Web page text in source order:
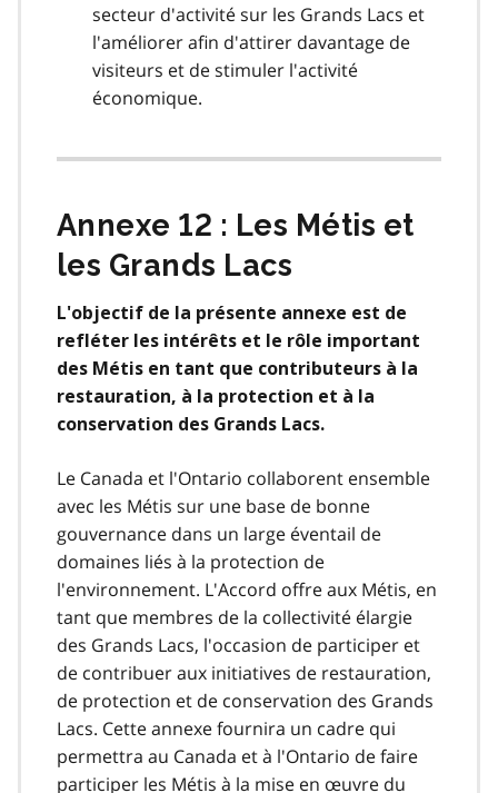
secteur d'activité sur les Grands Lacs et
l'améliorer afin d'attirer davantage de
visiteurs et de stimuler l'activité
économique.
Annexe 12 : Les Métis et
les Grands Lacs
L'objectif de la présente annexe est de
refléter les intérêts et le rôle important
des Métis en tant que contributeurs à la
restauration, à la protection et à la
conservation des Grands Lacs.
Le Canada et l'Ontario collaborent ensemble
avec les Métis sur une base de bonne
gouvernance dans un large éventail de
domaines liés à la protection de
l'environnement. L'Accord offre aux Métis, en
tant que membres de la collectivité élargie
des Grands Lacs, l'occasion de participer et
de contribuer aux initiatives de restauration,
de protection et de conservation des Grands
Lacs. Cette annexe fournira un cadre qui
permettra au Canada et à l'Ontario de faire
participer les Métis à la mise en œuvre du